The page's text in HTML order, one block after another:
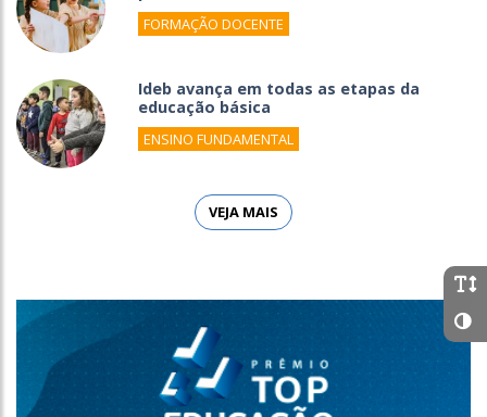
FORMAÇÃO DOCENTE
Ideb avança em todas as etapas da
educação básica
ENSINO FUNDAMENTAL
VEJA MAIS